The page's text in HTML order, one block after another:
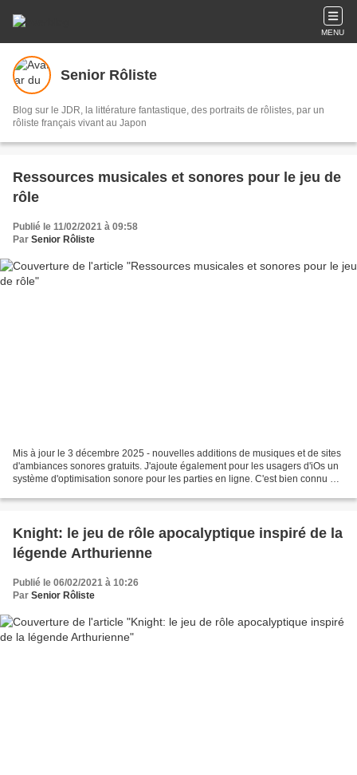
MENU
Senior Rôliste
Blog sur le JDR, la littérature fantastique, des portraits de rôlistes, par un
rôliste français vivant au Japon
Ressources musicales et sonores pour le jeu de
rôle
Publié le 11/02/2021 à 09:58
Par Senior Rôliste
Mis à jour le 3 décembre 2025 - nouvelles additions de musiques et de sites
d'ambiances sonores gratuits. J'ajoute également pour les usagers d'iOs un
système d'optimisation sonore pour les parties en ligne. C'est bien connu et
Knight: le jeu de rôle apocalyptique inspiré de la
légende Arthurienne
Publié le 06/02/2021 à 10:26
Par Senior Rôliste